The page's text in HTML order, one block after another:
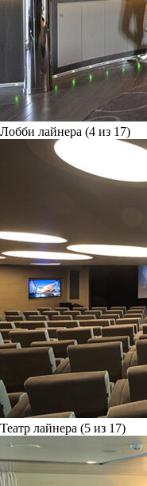
Лобби лайнера (4 из 17)
Театр лайнера (5 из 17)